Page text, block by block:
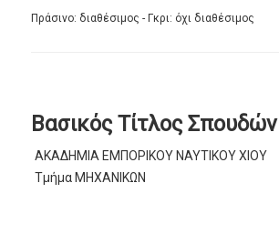
Πράσινο: διαθέσιμος - Γκρι: όχι διαθέσιμος
Βασικός Τίτλος Σπουδών
ΑΚΑΔΗΜΙΑ ΕΜΠΟΡΙΚΟΥ ΝΑΥΤΙΚΟΥ ΧΙΟΥ
Τμήμα ΜΗΧΑΝΙΚΩΝ